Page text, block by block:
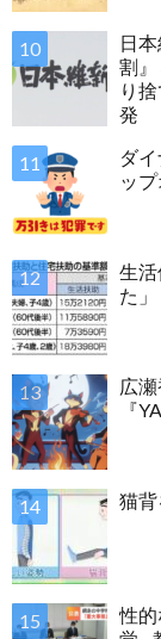
日
割
り
発
ダ
ッ
生
た」
広
『
猫
性